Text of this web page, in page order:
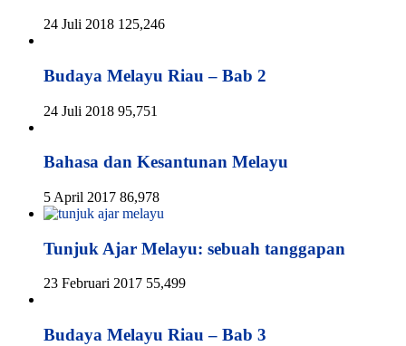
24 Juli 2018 125,246
Budaya Melayu Riau – Bab 2
24 Juli 2018 95,751
Bahasa dan Kesantunan Melayu
5 April 2017 86,978
Tunjuk Ajar Melayu: sebuah tanggapan
23 Februari 2017 55,499
Budaya Melayu Riau – Bab 3